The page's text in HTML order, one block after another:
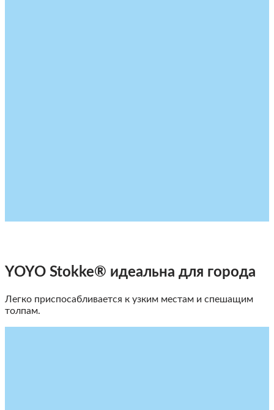
YOYO Stokke® идеальна для города
Легко приспосабливается к узким местам и спешащим
толпам.